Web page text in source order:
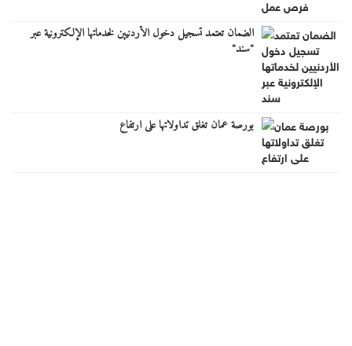
الضمان تعتمد تسجيل دخول الأردنيين لخدماتها الإلكترونية عبر
"سند"
بورصة عمان تغلق تداولاتها على ارتفاع